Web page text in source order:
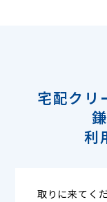
宅配クリ
利
取りに来てく